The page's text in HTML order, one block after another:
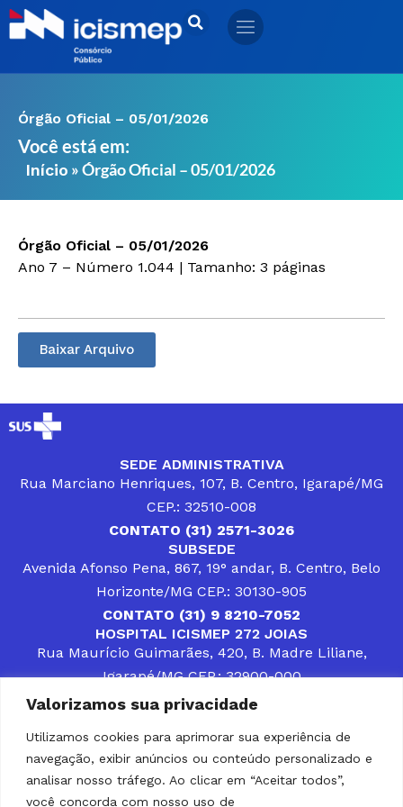
Valorizamos sua privacidade
Utilizamos cookies para aprimorar sua experiência de
navegação, exibir anúncios ou conteúdo personalizado e
analisar nosso tráfego. Ao clicar em “Aceitar todos”,
você concorda com nosso uso de
Ir
para
Órgão Oficial – 05/01/2026
Você está em:
Início »Órgão Oficial – 05/01/2026
Órgão Oficial – 05/01/2026
Ano 7 – Número 1.044 | Tamanho: 3 páginas
Baixar Arquivo
SEDE ADMINISTRATIVA
Rua Marciano Henriques, 107, B. Centro, Igarapé/MG
CEP.: 32510-008
CONTATO (31) 2571-3026
SUBSEDE
Avenida Afonso Pena, 867, 19° andar, B. Centro, Belo
Horizonte/MG CEP.: 30130-905
CONTATO (31) 9 8210-7052
HOSPITAL ICISMEP 272 JOIAS
Rua Maurício Guimarães, 420, B. Madre Liliane,
Igarapé/MG CEP.: 32900-000
CONTATOS (31) 3512-4400 ou (31) 9 8309-8660
DESENVOLVER SOLUÇÕES, AÇÕES E SERVIÇOS
PÚBLICOS QUE COMPLEMENTEM A ASSISTÊNCIA À
POPULAÇÃO DA REGIÃO EM QUE ATUA, SENDO
PARCEIRO DOS MUNICÍPIOS CONSORCIADOS NA
SOLUÇÃO DE DIFICULDADES ENFRENTADAS POR
GESTORES MUNICIPAIS, É O COMPROMISSO DO